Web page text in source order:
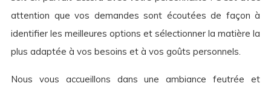
attention que vos demandes sont écoutées de façon à
identifier les meilleures options et sélectionner la matière la
plus adaptée à vos besoins et à vos goûts personnels.
Nous vous accueillons dans une ambiance feutrée et